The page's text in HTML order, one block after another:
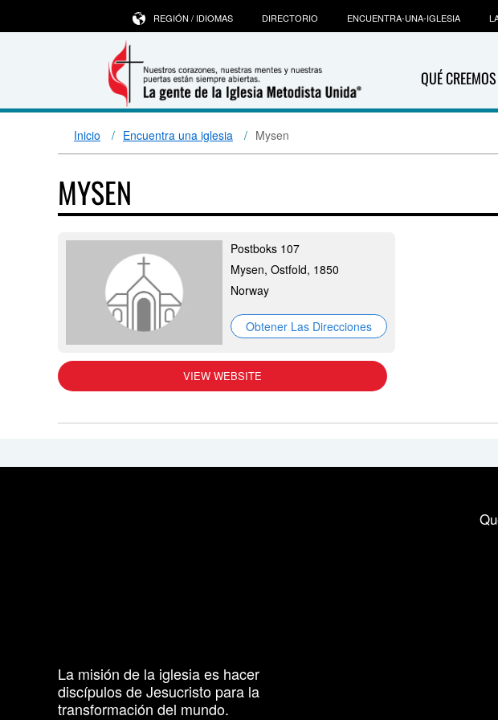
QUÉ CREEMOS
REGIÓN / IDIOMAS DIRECTORIO ENCUENTRA-UNA-IGLESIA
Inicio Encuentra una iglesia Mysen
MYSEN
Postboks 107
Mysen, Ostfold, 1850
Norway
Obtener Las Direcciones
VIEW WEBSITE
La misión de la iglesia es hacer
discípulos de Jesucristo para la
transformación del mundo.